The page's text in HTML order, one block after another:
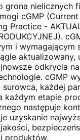
grona nielicznych
cGMP
Practice -
i wymagającym
aktualizowany,
odkrycia
cGMP
surowca, każdej
każdym etapie
następuje
uzyskanie
produktów.